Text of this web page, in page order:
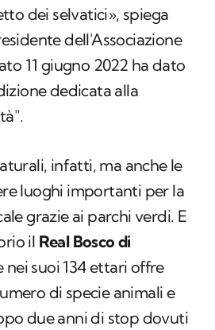
dei selvatici», spiega
dell'Associazione
11 giugno 2022 ha dato
dedicata alla
infatti, ma anche le
luoghi importanti per la
grazie ai parchi verdi. E
il Real Bosco di
nei suoi 134 ettari offre
di specie animali e
due anni di stop dovuti